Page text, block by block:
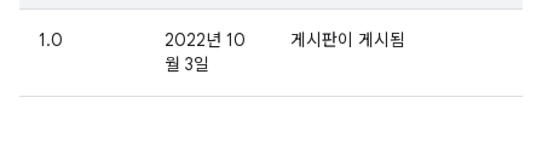
1.0
2022년 10
월 3일
게시판이 게시됨